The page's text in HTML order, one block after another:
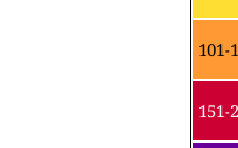
101-
151-